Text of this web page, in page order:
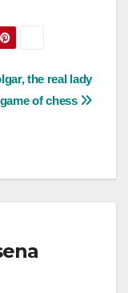
the real lady
of chess